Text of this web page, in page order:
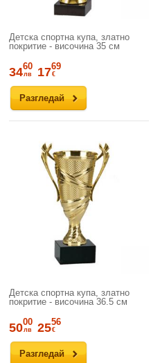
Детска спортна купа, златно
покритие - височина 35 см
Разгледай
3460
лв 1769
€
Детска спортна купа, златно
покритие - височина 36.5 см
Разгледай
5000
лв 2556
€